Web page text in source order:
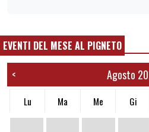
EVENTI DEL MESE AL PIGNETO
< Agosto
Lu Ma Me Gi